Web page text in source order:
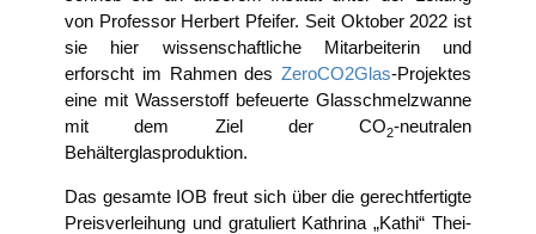
von Pro­fes­sor Her­bert Pfei­fer. Seit Okto­ber 2022 ist
sie hier wis­sen­schaft­li­che Mit­ar­bei­te­rin und
erforscht im Rah­men desZeroCO2Glas-Pro­jek­tes
eine mit Was­ser­stoff befeu­er­te Glas­schmel­z­wan­ne
mit dem Ziel der CO2-neu­tra­len
Behälterglasproduktion.
Das gesam­te IOB freut sich über die gerecht­fer­tig­te
Preis­ver­lei­hung und gra­tu­liert Kath­ri­na „Kathi“ Thei­